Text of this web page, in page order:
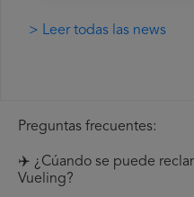
> Leer todas las news
Preguntas frecuentes:
✈️ ¿Cúando se puede
Vueling?